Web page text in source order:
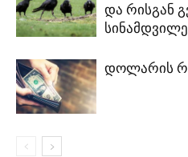
და რისგან
დოლარის